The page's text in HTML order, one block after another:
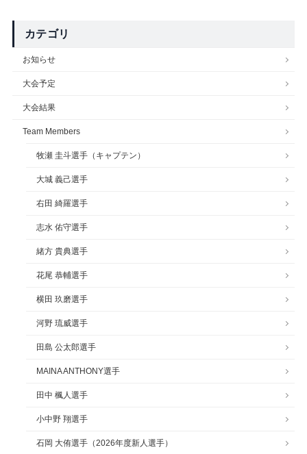
カテゴリ
お知らせ
大会予定
大会結果
Team Members
牧瀬 圭斗選手（キャプテン）
大城 義己選手
右田 綺羅選手
志水 佑守選手
緒方 貴典選手
花尾 恭輔選手
横田 玖磨選手
河野 琉威選手
田島 公太郎選手
MAINA ANTHONY選手
田中 楓人選手
小中野 翔選手
石岡 大侑選手（2026年度新人選手）